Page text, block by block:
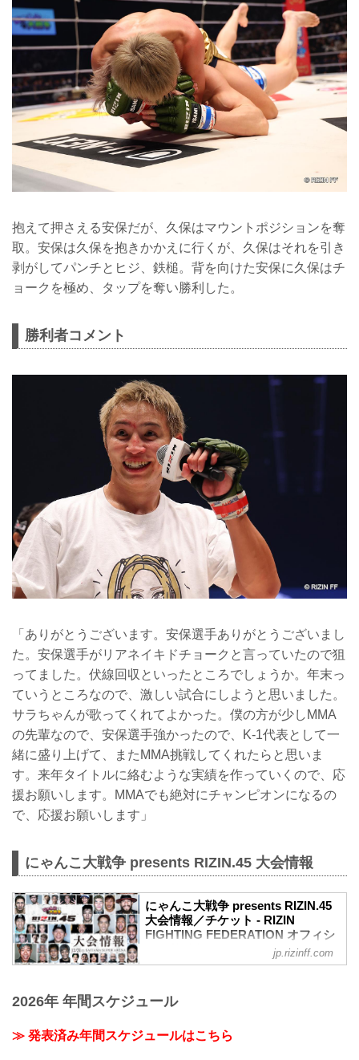
抱えて押さえる安保だが、久保はマウントポジションを奪
取。安保は久保を抱きかかえに行くが、久保はそれを引き
剥がしてパンチとヒジ、鉄槌。背を向けた安保に久保はチ
ョークを極め、タップを奪い勝利した。
勝利者コメント
「ありがとうございます。安保選手ありがとうございまし
た。安保選手がリアネイキドチョークと言っていたので狙
ってました。伏線回収といったところでしょうか。年末っ
ていうところなので、激しい試合にしようと思いました。
サラちゃんが歌ってくれてよかった。僕の方が少しMMA
の先輩なので、安保選手強かったので、K-1代表として一
緒に盛り上げて、またMMA挑戦してくれたらと思いま
す。来年タイトルに絡むような実績を作っていくので、応
援お願いします。MMAでも絶対にチャンピオンになるの
で、応援お願いします」
にゃんこ大戦争 presents RIZIN.45 大会情報
にゃんこ大戦争 presents RIZIN.45
大会情報／チケット - RIZIN
FIGHTING FEDERATION オフィシ
せ
定致しました。
にゃんこ大戦争 | ポノス株式会社
jp.rizinff.com
2026年 年間スケジュール
≫ 発表済み年間スケジュールはこちら